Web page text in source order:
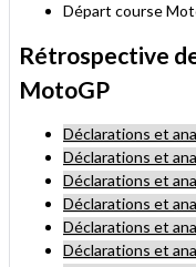
Départ course
Rétrospective
MotoGP
Déclarations et
Déclarations et
Déclarations et
Déclarations et
Déclarations et
Déclarations et